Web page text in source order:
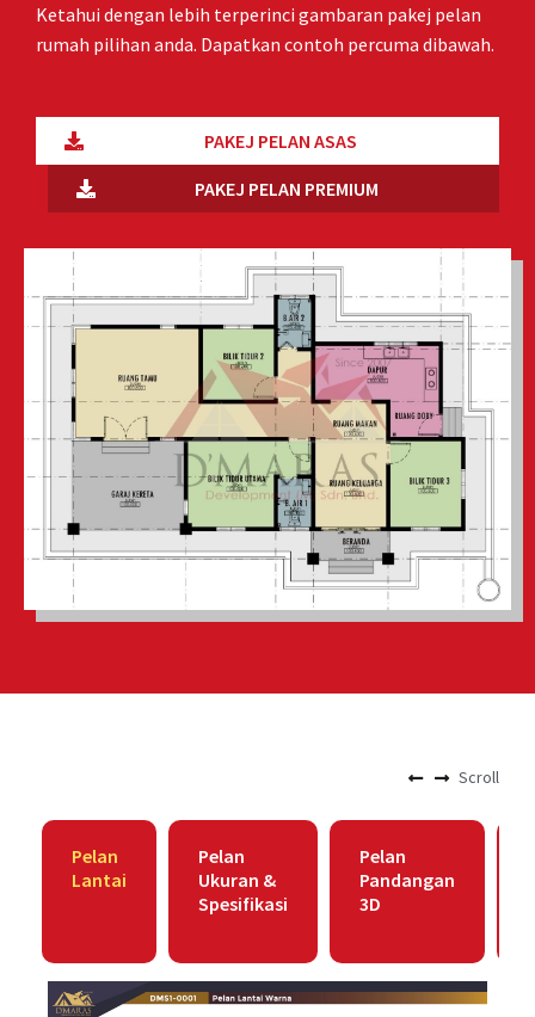
Ketahui dengan lebih terperinci gambaran pakej pelan
rumah pilihan anda. Dapatkan contoh percuma dibawah.
PAKEJ PELAN ASAS
PAKEJ PELAN PREMIUM
Scroll
Pelan
Lantai
Pelan
Ukuran &
Spesifikasi
Pelan
Pandangan
3D